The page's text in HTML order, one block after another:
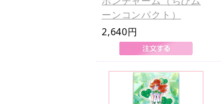
ーンコンパクト）
2,640円